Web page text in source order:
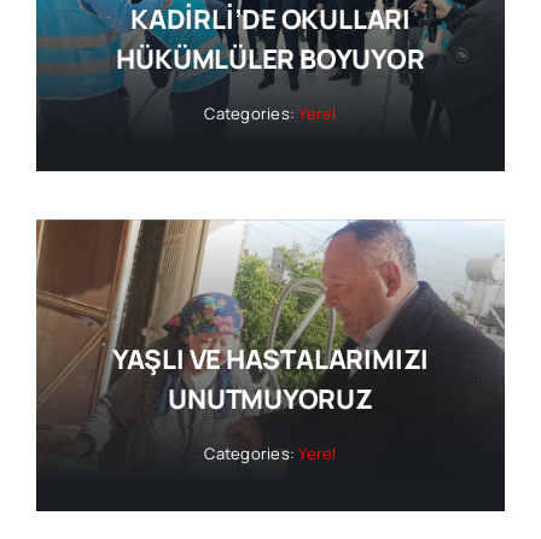
KADİRLİ’DE OKULLARI
HÜKÜMLÜLER BOYUYOR
Categories:Yerel
YAŞLI VE HASTALARIMIZI
UNUTMUYORUZ
Categories:Yerel